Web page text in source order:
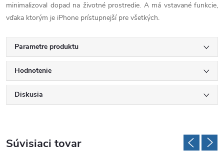
minimalizoval dopad na životné prostredie. A má vstavané funkcie,
vďaka ktorým je iPhone prístupnejší pre všetkých.
Parametre produktu
Hodnotenie
Diskusia
Súvisiaci tovar